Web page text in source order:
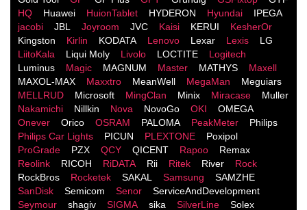
HQ
Huawei HuionTablet HYDERON Hyundai
IPEGA
jacobi
JBL Joyroom JVC Kaisi KERUI
KesherOr
Kingston
Kirlin KODATA Lenovo Lexar Lexis
LG
LiitoKala
Liqui Moly Livolo LOCTITE
Logitech
Luminus
Magic MAGNUM Master MATHYS
Maxell
MAXOL-MAX
Maxxtro MeanWell MegaMan
Meguiars
MELLRUD
Microsoft MingClan Minix Miracase
Muller
Nakamichi
Nillkin Nova NovoGo OKI
OMEGA
Onever
Orico OSRAM PALOMA PeakMeter
Philips
Philips Car Lights
PICUN PLEXTONE
Poxipol
ProGrade
PZX QCY QICENT Rapoo
Remax
Reolink
RICOH RiDATA Rii Ritek River
Rock
RockBros
Rocketek SAKAL Samsung
SAMZHE
SanDisk
Semicom Senor
ServiceAndDevelopment
Seymour
shagiv SIGMA sika SilverLine Solex